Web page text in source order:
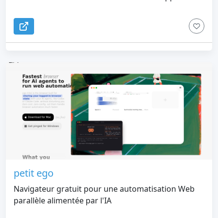
frontalier.
petit ego
Navigateur gratuit pour une automatisation Web
parallèle alimentée par l'IA